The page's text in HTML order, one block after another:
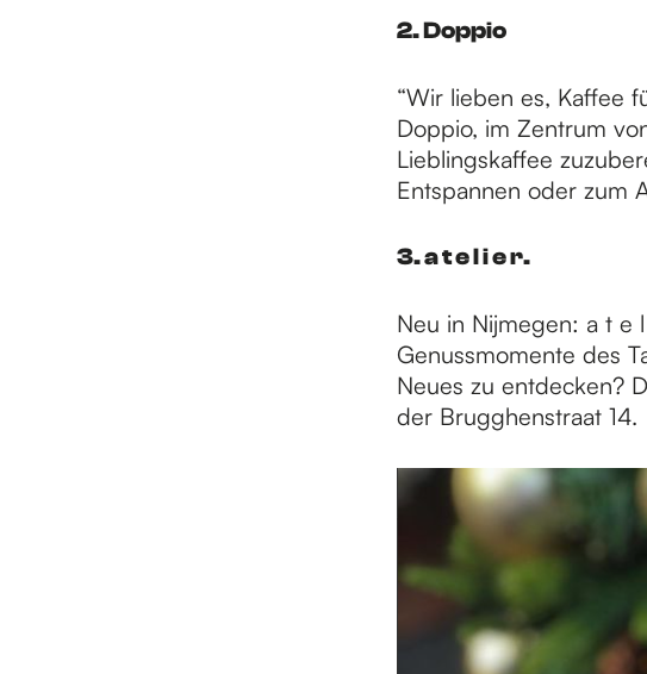
2. Doppio
“Wir lieben es, Kaffee
Doppio, im Zentrum
Lieblingskaffee
Entspannen oder zum
3. a t e l i e r.
Neu in Nijmegen: a t e
Genussmomente des
Neues zu entdecken?
der Brugghenstraat 14.